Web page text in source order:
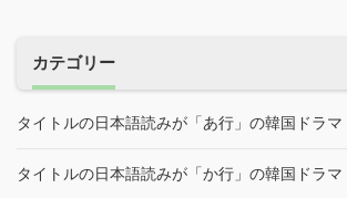
カテゴリー
タイトルの日本語読みが「あ行」の韓国ドラマ
タイトルの日本語読みが「か行」の韓国ドラマ